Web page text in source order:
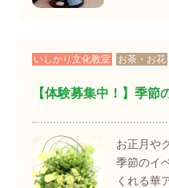
いしかり文化教室 お茶・お花
【体験募集中！】季節
お正月や
季節のイ
くれる華